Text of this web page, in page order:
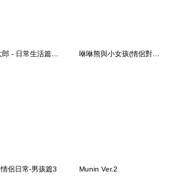
阿菲與太郎 - 日常生活篇（2） 咻咻熊與小女孩(情侶對話篇5）
侶日常-男孩篇3 Munin Ver.2